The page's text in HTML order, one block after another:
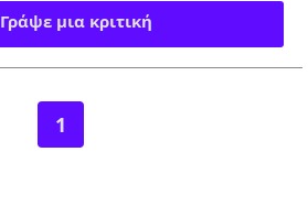
Γράψε μια κριτική
1